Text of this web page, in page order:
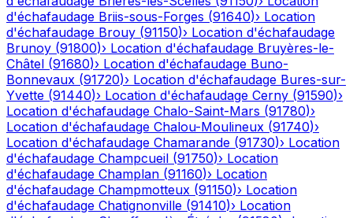
d'échafaudage Briis-sous-Forges (91640)› Location
d'échafaudage Brouy (91150)› Location d'échafaudage
Brunoy (91800)› Location d'échafaudage Bruyères-le-
Châtel (91680)› Location d'échafaudage Buno-
Bonnevaux (91720)› Location d'échafaudage Bures-sur-
Yvette (91440)› Location d'échafaudage Cerny (91590)›
Location d'échafaudage Chalo-Saint-Mars (91780)›
Location d'échafaudage Chalou-Moulineux (91740)›
Location d'échafaudage Chamarande (91730)› Location
d'échafaudage Champcueil (91750)› Location
d'échafaudage Champlan (91160)› Location
d'échafaudage Champmotteux (91150)› Location
d'échafaudage Chatignonville (91410)› Location